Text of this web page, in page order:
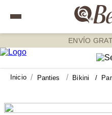
ENVÍO
panties bikini